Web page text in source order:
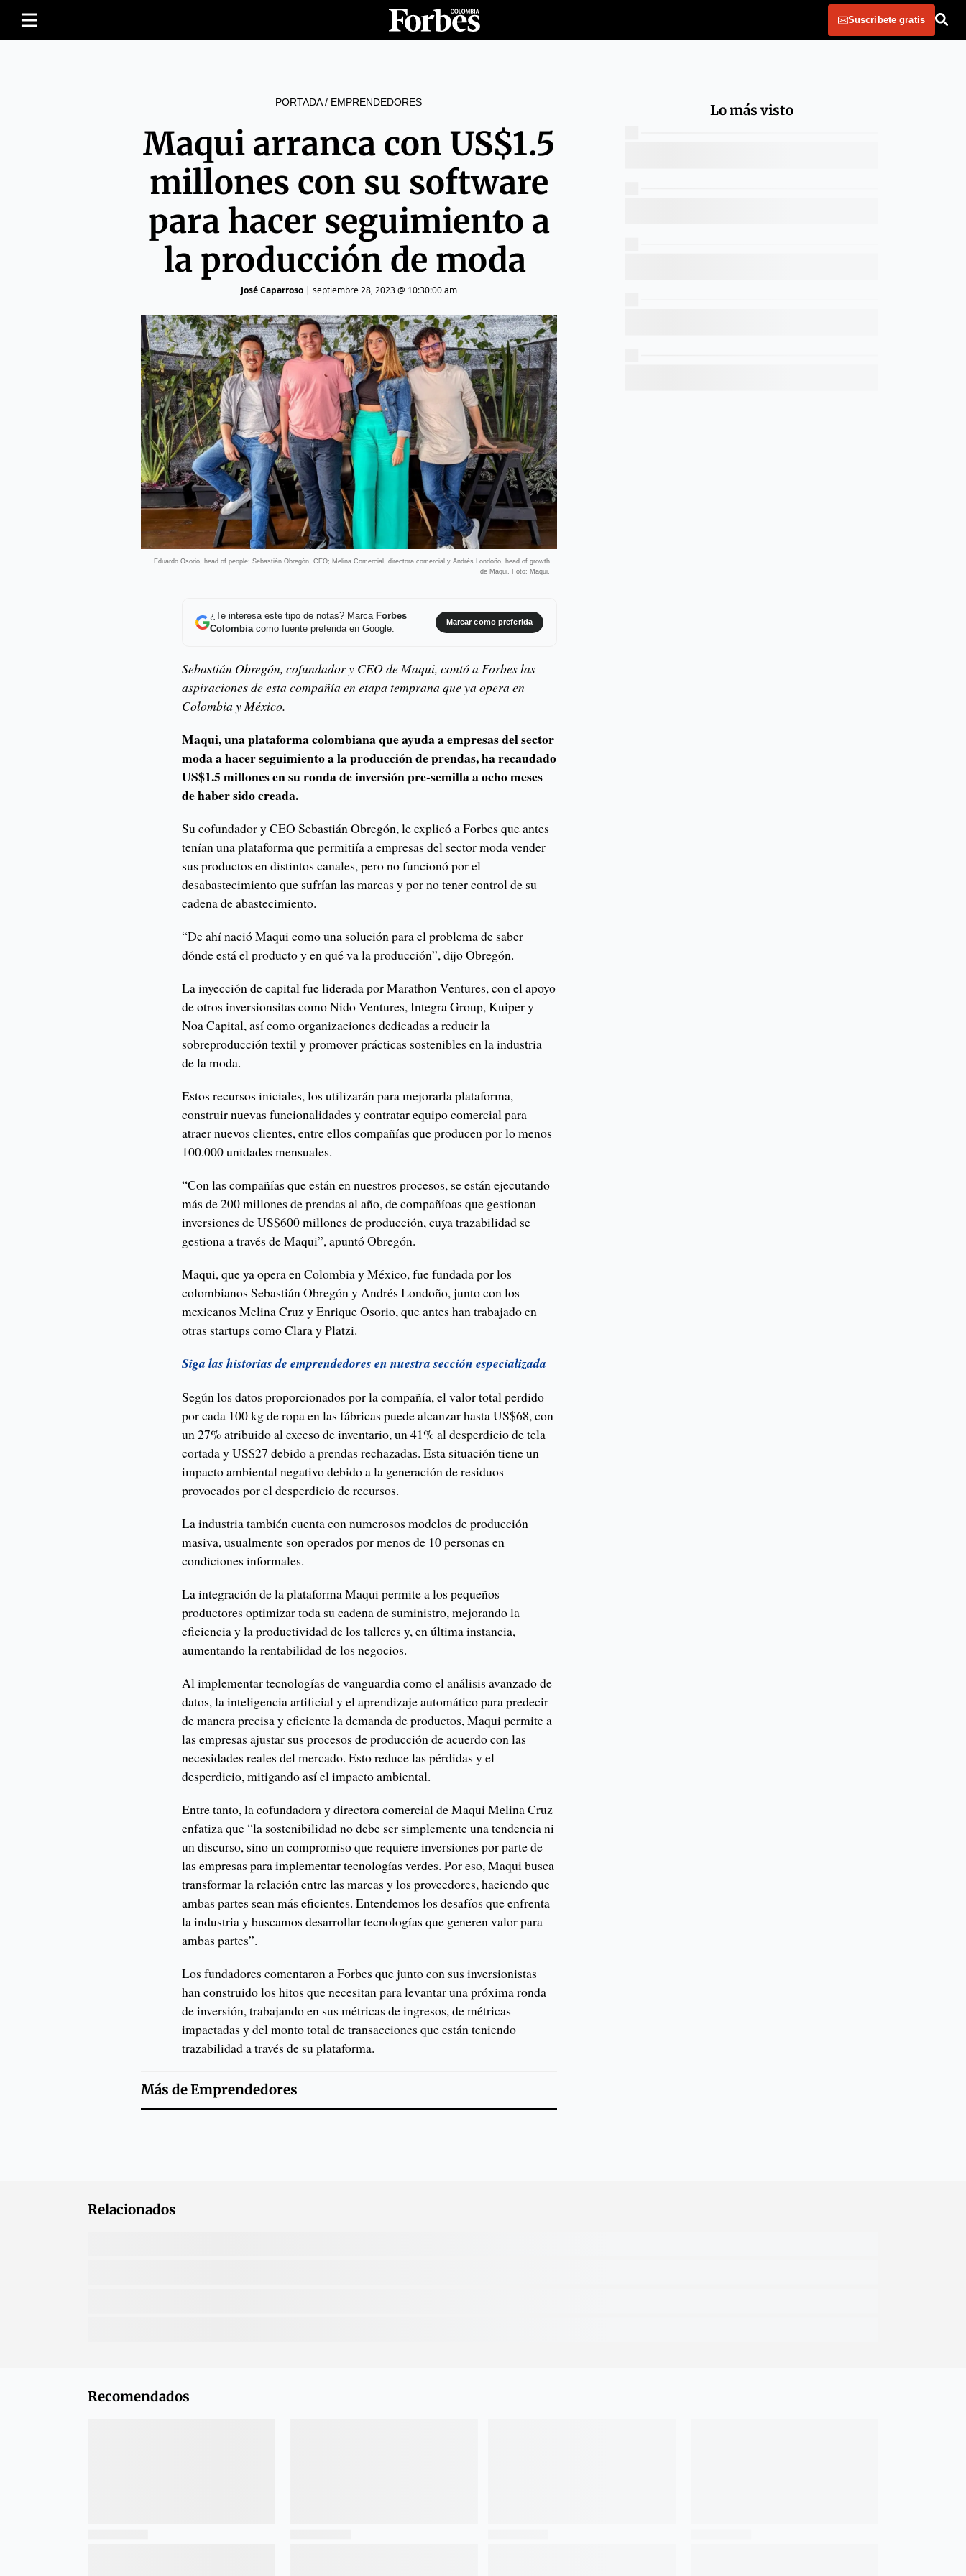
Suscribete gratis
PORTADA/ EMPRENDEDORES
Maqui arranca con US$1.5
millones con su software
para hacer seguimiento a
la producción de moda
José Caparroso| septiembre 28, 2023 @ 10:30:00 am
Eduardo Osorio, head of people; Sebastián Obregón, CEO; Melina Comercial, directora comercial y Andrés Londoño, head of growth
de Maqui. Foto: Maqui.
¿Te interesa este tipo de notas? Marca Forbes
Colombiacomo fuente preferida en Google.
Marcar como preferida
Sebastián Obregón, cofundador y CEO de Maqui, contó a Forbes las
aspiraciones de esta compañía en etapa temprana que ya opera en
Colombia y México.
Maqui, una plataforma colombiana que ayuda a empresas del sector
moda a hacer seguimiento a la producción de prendas, ha recaudado
US$1.5 millones en su ronda de inversión pre-semilla a ocho meses
de haber sido creada.
Su cofundador y CEO Sebastián Obregón, le explicó a Forbes que antes
tenían una plataforma que permitiía a empresas del sector moda vender
sus productos en distintos canales, pero no funcionó por el
desabastecimiento que sufrían las marcas y por no tener control de su
cadena de abastecimiento.
“De ahí nació Maqui como una solución para el problema de saber
dónde está el producto y en qué va la producción”, dijo Obregón.
La inyección de capital fue liderada por Marathon Ventures, con el apoyo
de otros inversionsitas como Nido Ventures, Integra Group, Kuiper y
Noa Capital, así como organizaciones dedicadas a reducir la
sobreproducción textil y promover prácticas sostenibles en la industria
de la moda.
Estos recursos iniciales, los utilizarán para mejorarla plataforma,
construir nuevas funcionalidades y contratar equipo comercial para
atraer nuevos clientes, entre ellos compañías que producen por lo menos
100.000 unidades mensuales.
“Con las compañías que están en nuestros procesos, se están ejecutando
más de 200 millones de prendas al año, de compañíoas que gestionan
inversiones de US$600 millones de producción, cuya trazabilidad se
gestiona a través de Maqui”, apuntó Obregón.
Maqui, que ya opera en Colombia y México, fue fundada por los
colombianos Sebastián Obregón y Andrés Londoño, junto con los
mexicanos Melina Cruz y Enrique Osorio, que antes han trabajado en
otras startups como Clara y Platzi.
Siga las historias de emprendedores en nuestra sección especializada
Según los datos proporcionados por la compañía, el valor total perdido
por cada 100 kg de ropa en las fábricas puede alcanzar hasta US$68, con
un 27% atribuido al exceso de inventario, un 41% al desperdicio de tela
cortada y US$27 debido a prendas rechazadas. Esta situación tiene un
impacto ambiental negativo debido a la generación de residuos
provocados por el desperdicio de recursos.
La industria también cuenta con numerosos modelos de producción
masiva, usualmente son operados por menos de 10 personas en
condiciones informales.
La integración de la plataforma Maqui permite a los pequeños
productores optimizar toda su cadena de suministro, mejorando la
eficiencia y la productividad de los talleres y, en última instancia,
aumentando la rentabilidad de los negocios.
Al implementar tecnologías de vanguardia como el análisis avanzado de
datos, la inteligencia artificial y el aprendizaje automático para predecir
de manera precisa y eficiente la demanda de productos, Maqui permite a
las empresas ajustar sus procesos de producción de acuerdo con las
necesidades reales del mercado. Esto reduce las pérdidas y el
desperdicio, mitigando así el impacto ambiental.
Entre tanto, la cofundadora y directora comercial de Maqui Melina Cruz
enfatiza que “la sostenibilidad no debe ser simplemente una tendencia ni
un discurso, sino un compromiso que requiere inversiones por parte de
las empresas para implementar tecnologías verdes. Por eso, Maqui busca
transformar la relación entre las marcas y los proveedores, haciendo que
ambas partes sean más eficientes. Entendemos los desafíos que enfrenta
la industria y buscamos desarrollar tecnologías que generen valor para
ambas partes”.
Los fundadores comentaron a Forbes que junto con sus inversionistas
han construido los hitos que necesitan para levantar una próxima ronda
de inversión, trabajando en sus métricas de ingresos, de métricas
impactadas y del monto total de transacciones que están teniendo
trazabilidad a través de su plataforma.
Más deEmprendedores
Lo más visto
Relacionados
Recomendados